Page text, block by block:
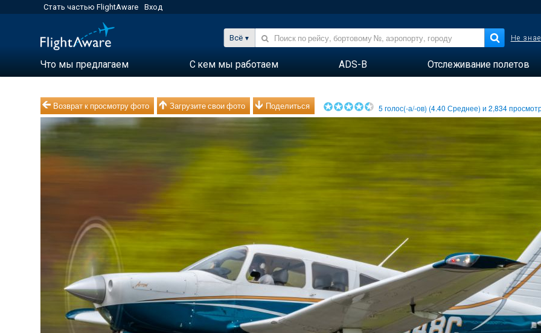
Стать частью FlightAware Вход
Всё Не
Что мы предлагаем С кем мы работаем ADS-B Отслеживание полетов
Возврат к просмотру фото Загрузите свои фото Поделиться 5 голос(-а/-ов) (4.40 Среднее) и2,834